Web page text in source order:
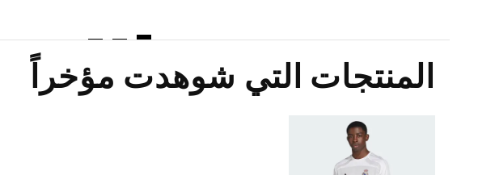
المنتجات التي شوهدت مؤخراً